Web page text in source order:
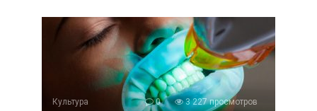
Культура 0 3 227 просмотров